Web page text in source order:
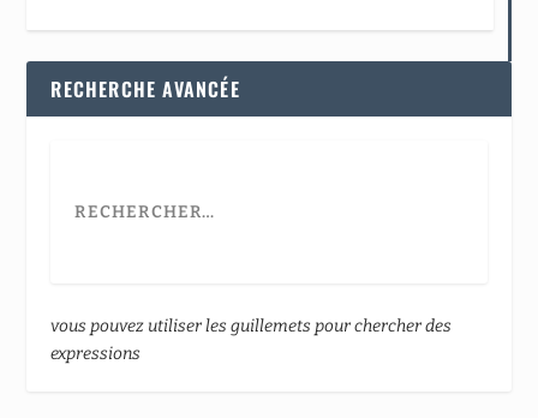
RECHERCHE AVANCÉE
vous pouvez utiliser les guillemets pour chercher des
expressions